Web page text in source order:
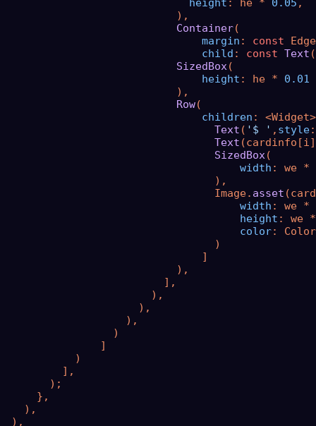
height : he * 0.05 ,
),
Container(
margin : const
child : const Text (
SizedBox(
height : he * 0.01
),
Row(
children :
Text ( '$ ' , style
Text
SizedBox(
width : we *
),
Image.
asset
width : we *
height : we
color:
)
]
),
],
),
),
),
)
]
)
],
);
},
),
),